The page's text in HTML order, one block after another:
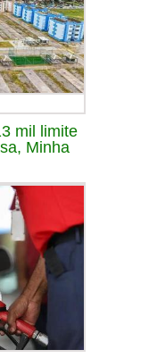
mil limite
Minha